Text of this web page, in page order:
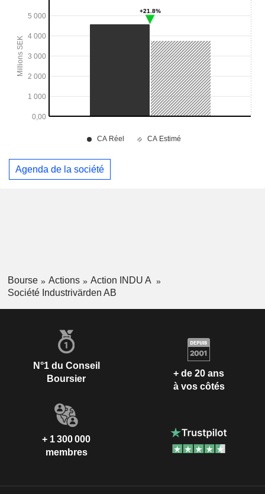
Agenda de la société
Bourse Actions
Action INDU A
Société Industrivärden AB
N°1 du Conseil
Boursier
+ de 20 ans
à vos côtés
+ 1 300 000
membres